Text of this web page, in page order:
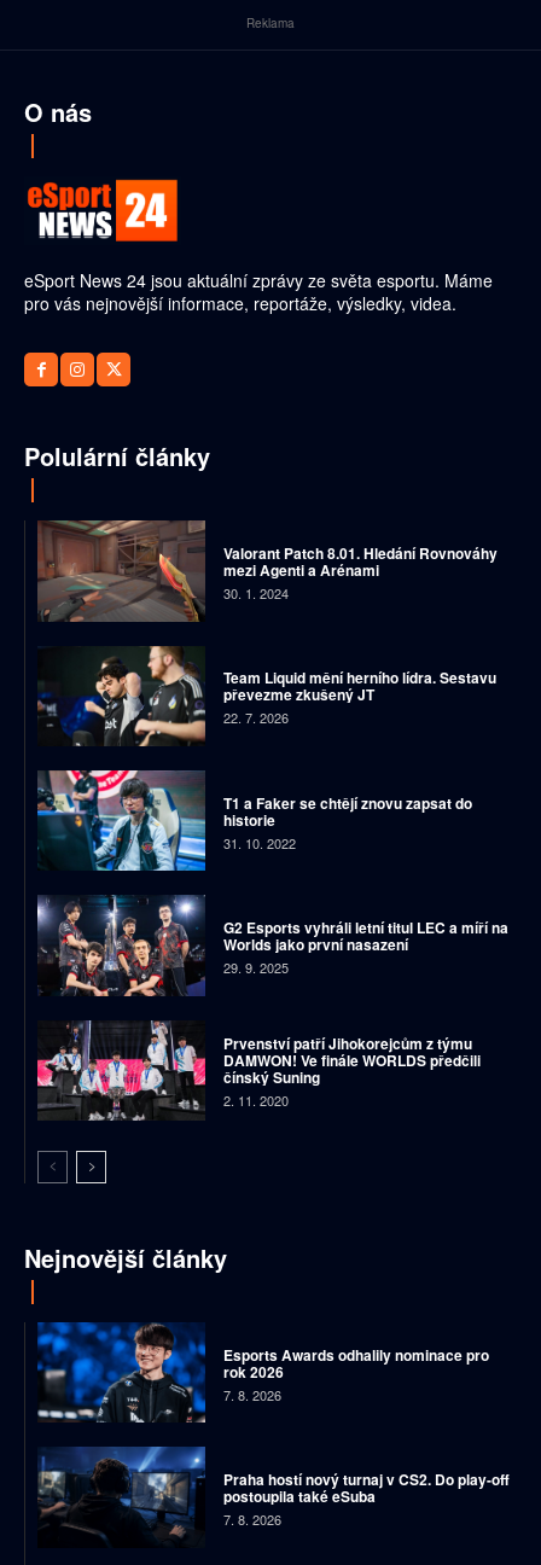
Reklama
O nás
eSport News 24 jsou aktuální zprávy ze světa esportu. Máme
pro vás nejnovější informace, reportáže, výsledky, videa.
Polulární články
Valorant Patch 8.01. Hledání Rovnováhy
mezi Agenti a Arénami
30. 1. 2024
Team Liquid mění herního lídra. Sestavu
převezme zkušený JT
22. 7. 2026
T1 a Faker se chtějí znovu zapsat do
historie
31. 10. 2022
G2 Esports vyhráli letní titul LEC a míří na
Worlds jako první nasazení
29. 9. 2025
Prvenství patří Jihokorejcům z týmu
DAMWON! Ve finále WORLDS předčili
čínský Suning
2. 11. 2020
Nejnovější články
Esports Awards odhalily nominace pro
rok 2026
7. 8. 2026
Praha hostí nový turnaj v CS2. Do play-off
postoupila také eSuba
7. 8. 2026